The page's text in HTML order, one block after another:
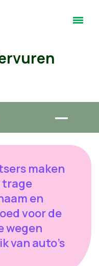
maken
trage
en
voor de
wegen
van auto's